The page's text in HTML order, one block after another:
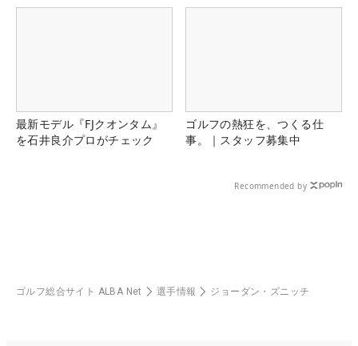
最新モデル『FJクオンタム』
を石井良介プロがチェック
ゴルフの熱狂を、つくる仕
事。｜スタッフ募集中
Recommended by
ゴルフ総合サイト ALBA Net 選手情報 ジョーダン・ズニッチ